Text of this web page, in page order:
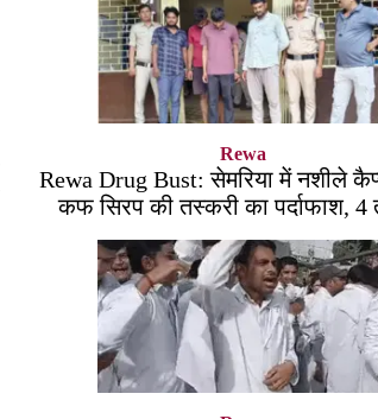
Rewa
Rewa Drug Bust: सेमरिया में नशीले
कफ सिरप की तस्करी का पर्दाफाश,
सलाखों के पीछे